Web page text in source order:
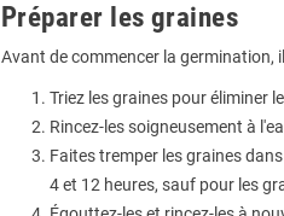
Préparer les graines
Avant de commencer la germination,
Triez les graines pour éliminer
Rincez-les soigneusement à
Faites tremper les graines
4 et 12 heures, sauf pour les